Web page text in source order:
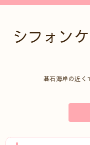
シフォン
碁石海岸の近く